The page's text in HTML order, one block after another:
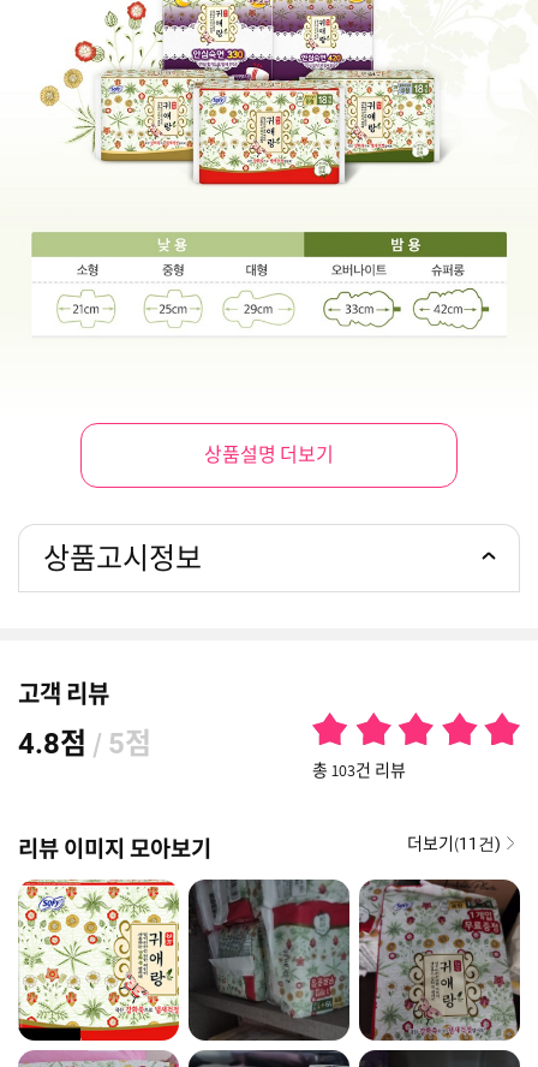
상품설명 더보기
상품고시정보
고객 리뷰
4.8점 / 5점
총 103건 리뷰
리뷰 이미지 모아보기 더보기(11건)